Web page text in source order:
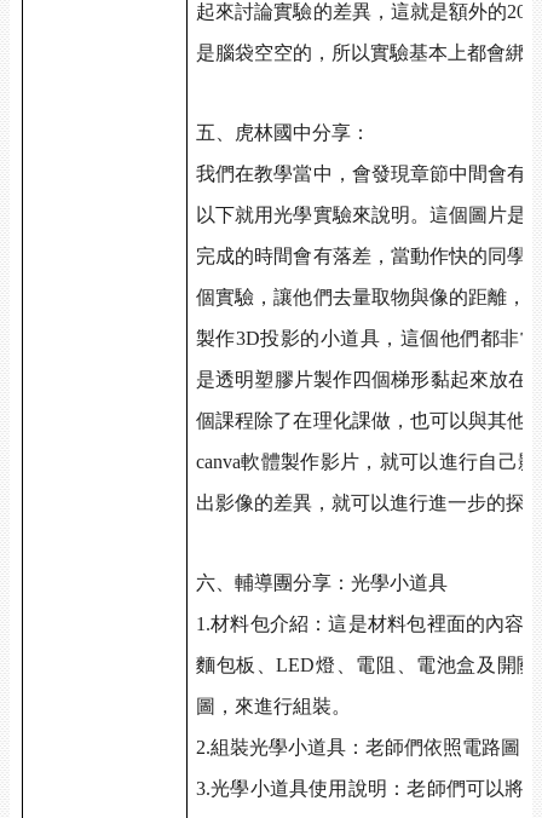
起來討論實驗的差異，這就是額外的20
是腦袋空空的，所以實驗基本上都會綁
五、虎林國中分享：
我們在教學當中，會發現章節中間會有
以下就用光學實驗來說明。這個圖片是
完成的時間會有落差，當動作快的同學
個實驗，讓他們去量取物與像的距離，
製作3D投影的小道具，這個他們都非
是透明塑膠片製作四個梯形黏起來放在
個課程除了在理化課做，也可以與其他
canva軟體製作影片，就可以進行自己
出影像的差異，就可以進行進一步的探
六、輔導團分享：光學小道具
1.材料包介紹：這是材料包裡面的內容
麵包板、LED燈、電阻、電池盒及開
圖，來進行組裝。
2.組裝光學小道具：老師們依照電路圖
3.光學小道具使用說明：老師們可以將